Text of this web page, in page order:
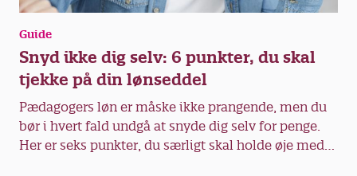
Guide
Snyd ikke dig selv: 6 punkter, du skal
tjekke på din lønseddel
Pædagogers løn er måske ikke prangende, men du
bør i hvert fald undgå at snyde dig selv for penge.
Her er seks punkter, du særligt skal holde øje med